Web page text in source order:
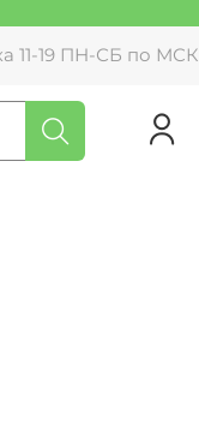
11-19 ПН-СБ по МСК